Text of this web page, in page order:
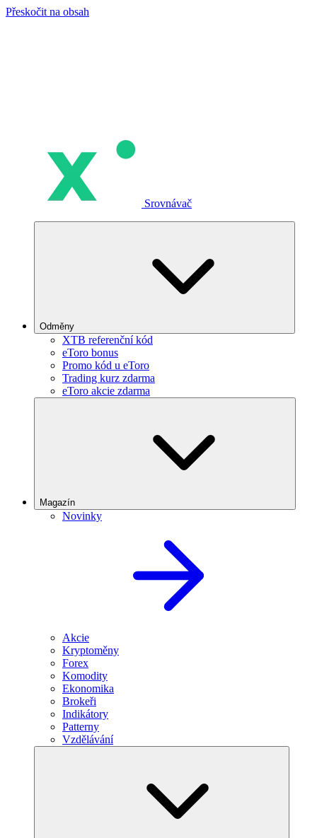
Přeskočit na obsah
Srovnávač
Odměny
XTB referenční kód
eToro bonus
Promo kód u eToro
Trading kurz zdarma
eToro akcie zdarma
Magazín
Novinky
Akcie
Kryptoměny
Forex
Komodity
Ekonomika
Brokeři
Indikátory
Patterny
Vzdělávání